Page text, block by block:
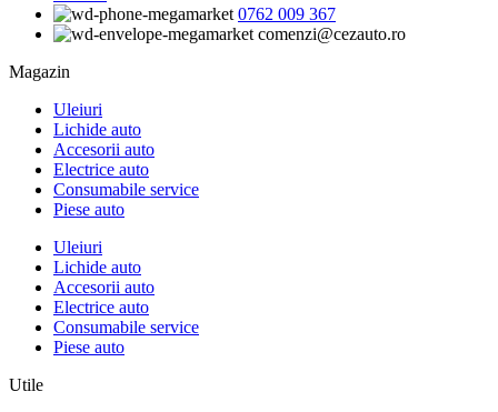
0762 009 367
comenzi@cezauto.ro
Magazin
Uleiuri
Lichide auto
Accesorii auto
Electrice auto
Consumabile service
Piese auto
Uleiuri
Lichide auto
Accesorii auto
Electrice auto
Consumabile service
Piese auto
Utile